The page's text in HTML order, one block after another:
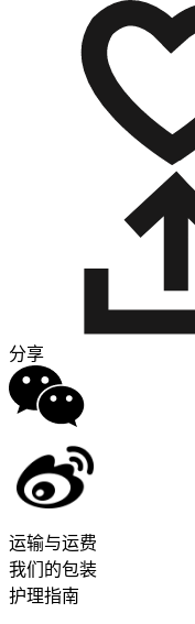
分享
运输与运费
我们的包装
护理指南